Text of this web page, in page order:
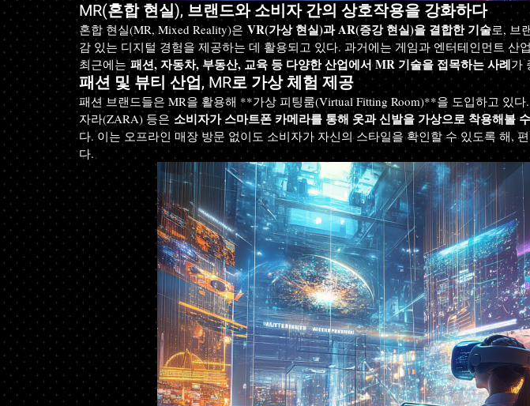
MR(혼합 현실), 브랜드와 소비자 간의 상호작용을 강화하다
혼합 현실(MR, Mixed Reality)은 VR(가상 현실)과 AR(증강 현실)을 결합한 기술로, 브
감 있는 디지털 경험을 제공하는 데 활용되고 있다. 과거에는 게임과 엔터테인먼트 산
최근에는 패션, 자동차, 부동산, 교육 등 다양한 산업에서 MR 기술을 접목하는 사례가
패션 및 뷰티 산업, MR로 가상 체험 제공
패션 브랜드들은 MR을 활용해 **가상 피팅룸(Virtual Fitting Room)**을 도입하고 있다
자라(ZARA) 등은 소비자가 스마트폰 카메라를 통해 옷과 신발을 가상으로 착용해볼
다. 이는 오프라인 매장 방문 없이도 소비자가 자신의 스타일을 확인할 수 있도록 해,
다.